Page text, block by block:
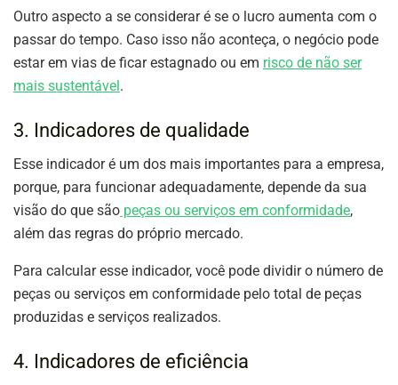
Outro aspecto a se considerar é se o lucro aumenta com o
passar do tempo. Caso isso não aconteça, o negócio pode
estar em vias de ficar estagnado ou em risco de não ser
mais sustentável.
3. Indicadores de qualidade
Esse indicador é um dos mais importantes para a empresa,
porque, para funcionar adequadamente, depende da sua
visão do que são peças ou serviços em conformidade,
além das regras do próprio mercado.
Para calcular esse indicador, você pode dividir o número de
peças ou serviços em conformidade pelo total de peças
produzidas e serviços realizados.
4. Indicadores de eficiência